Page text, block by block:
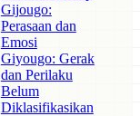
Gijougo:
Perasaan dan
Emosi
Giyougo: Gerak
dan Perilaku
Belum
Diklasifikasikan